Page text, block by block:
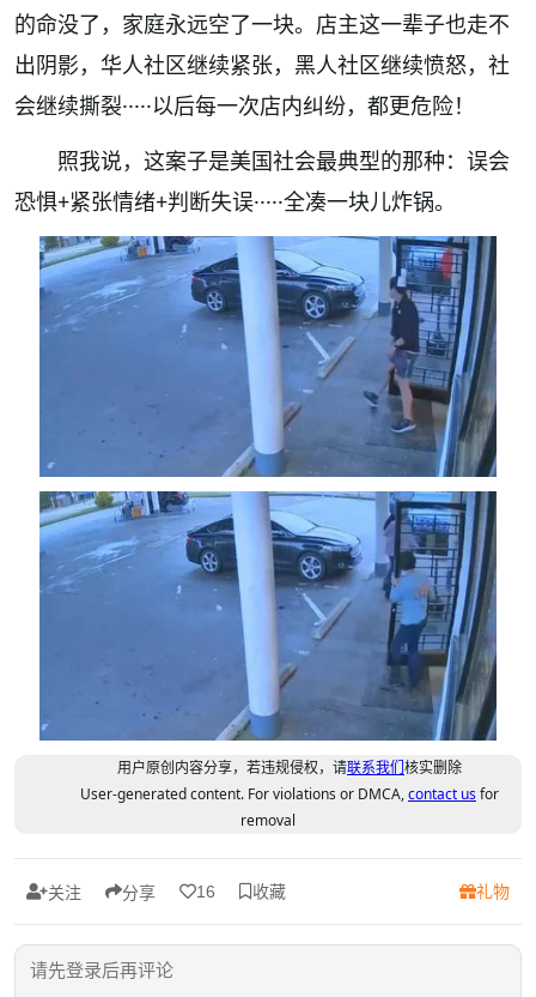
的命没了，家庭永远空了一块。店主这一辈子也走不
出阴影，华人社区继续紧张，黑人社区继续愤怒，社
会继续撕裂·····以后每一次店内纠纷，都更危险！
照我说，这案子是美国社会最典型的那种：误会
恐惧+紧张情绪+判断失误·····全凑一块儿炸锅。
用户原创内容分享，若违规侵权，请联系我们核实删除
User-generated content. For violations or DMCA,contact usfor
removal
关注 分享 16 收藏 礼物